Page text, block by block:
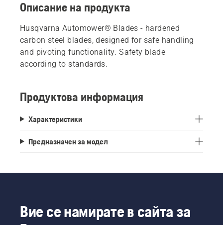
Описание на продукта
Husqvarna Automower® Blades - hardened
carbon steel blades, designed for safe handling
and pivoting functionality. Safety blade
according to standards.
Продуктова информация
Характеристики
Предназначен за модел
Вие се намирате в сайта за